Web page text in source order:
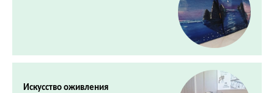
Искусство оживления